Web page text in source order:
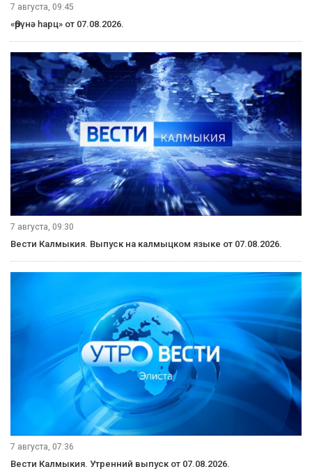
7 августа, 09:45
«Өрүнә һарц» от 07.08.2026.
7 августа, 09:30
Вести Калмыкия. Выпуск на калмыцком языке от 07.08.2026.
7 августа, 07:36
Вести Калмыкия. Утренний выпуск от 07.08.2026.